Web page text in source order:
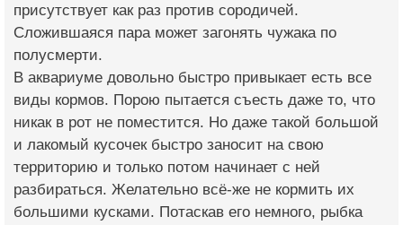
присутствует как раз против сородичей.
Сложившаяся пара может загонять чужака по
полусмерти.
В аквариуме довольно быстро привыкает есть все
виды кормов. Порою пытается съесть даже то, что
никак в рот не поместится. Но даже такой большой
и лакомый кусочек быстро заносит на свою
территорию и только потом начинает с ней
разбираться. Желательно всё-же не кормить их
большими кусками. Потаскав его немного, рыбка